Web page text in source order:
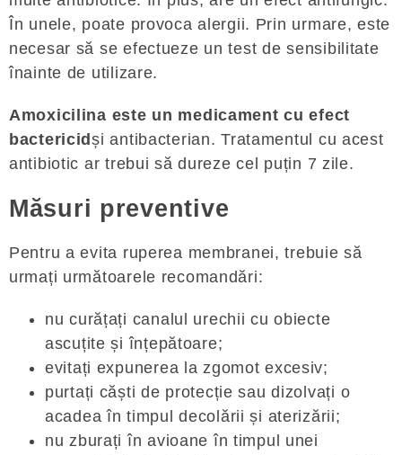
În unele, poate provoca alergii. Prin urmare, este
necesar să se efectueze un test de sensibilitate
înainte de utilizare.
Amoxicilina este un medicament cu efect
bactericidși antibacterian. Tratamentul cu acest
antibiotic ar trebui să dureze cel puțin 7 zile.
Măsuri preventive
Pentru a evita ruperea membranei, trebuie să
urmați următoarele recomandări:
nu curățați canalul urechii cu obiecte
ascuțite și înțepătoare;
evitați expunerea la zgomot excesiv;
purtați căști de protecție sau dizolvați o
acadea în timpul decolării și aterizării;
nu zburați în avioane în timpul unei